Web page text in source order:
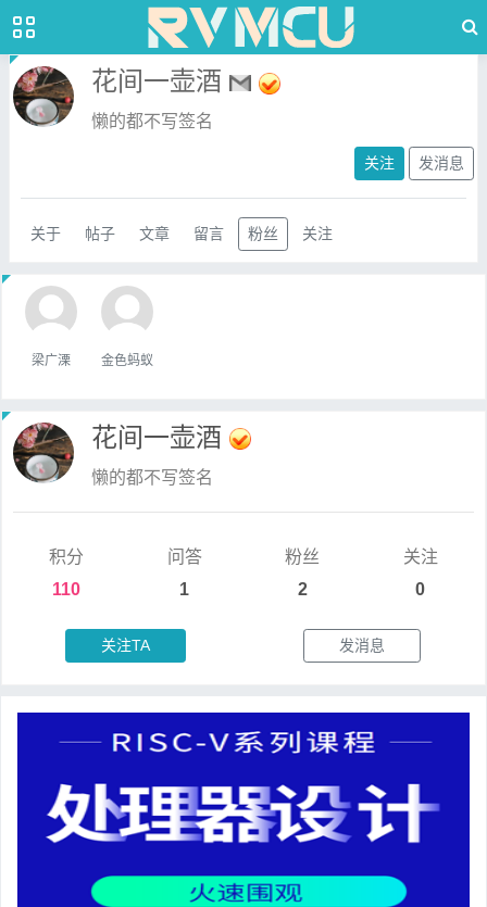
花间一壶酒
懒的都不写签名
关注 发消息
关于 帖子 文章 留言 粉丝 关注
梁广溧 金色蚂蚁
花间一壶酒
懒的都不写签名
积分
110
问答
1
粉丝
2
关注
0
关注TA 发消息